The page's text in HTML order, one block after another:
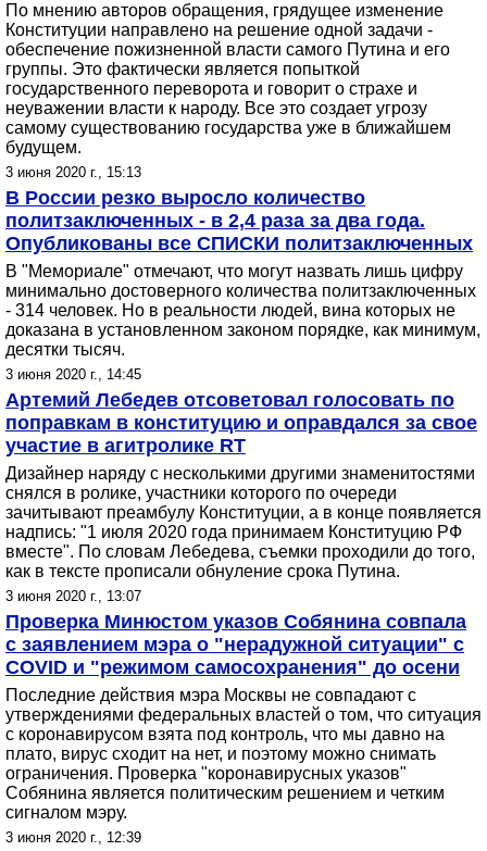
По мнению авторов обращения, грядущее изменение
Конституции направлено на решение одной задачи -
обеспечение пожизненной власти самого Путина и его
группы. Это фактически является попыткой
государственного переворота и говорит о страхе и
неуважении власти к народу. Все это создает угрозу
самому существованию государства уже в ближайшем
будущем.
3 июня 2020 г., 15:13
В России резко выросло количество
политзаключенных - в 2,4 раза за два года.
Опубликованы все СПИСКИ политзаключенных
В "Мемориале" отмечают, что могут назвать лишь цифру
минимально достоверного количества политзаключенных
- 314 человек. Но в реальности людей, вина которых не
доказана в установленном законом порядке, как минимум,
десятки тысяч.
3 июня 2020 г., 14:45
Артемий Лебедев отсоветовал голосовать по
поправкам в конституцию и оправдался за свое
участие в агитролике RT
Дизайнер наряду с несколькими другими знаменитостями
снялся в ролике, участники которого по очереди
зачитывают преамбулу Конституции, а в конце появляется
надпись: "1 июля 2020 года принимаем Конституцию РФ
вместе". По словам Лебедева, съемки проходили до того,
как в тексте прописали обнуление срока Путина.
3 июня 2020 г., 13:07
Проверка Минюстом указов Собянина совпала
с заявлением мэра о "нерадужной ситуации" с
COVID и "режимом самосохранения" до осени
Последние действия мэра Москвы не совпадают с
утверждениями федеральных властей о том, что ситуация
с коронавирусом взята под контроль, что мы давно на
плато, вирус сходит на нет, и поэтому можно снимать
ограничения. Проверка "коронавирусных указов"
Собянина является политическим решением и четким
сигналом мэру.
3 июня 2020 г., 12:39